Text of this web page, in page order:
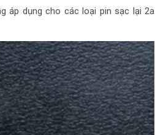
áp dụng cho các loại pin sạc lại 2a